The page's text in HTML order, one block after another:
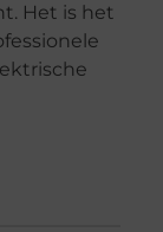
Het is het